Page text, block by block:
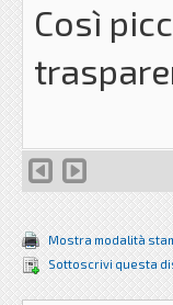
Così
Mostra modalità
Sottoscrivi questa